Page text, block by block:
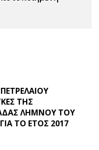
ΤΗΣ
ΛΗΜΝΟΥ ΤΟΥ
ΤΟ ΕΤΟΣ 2017